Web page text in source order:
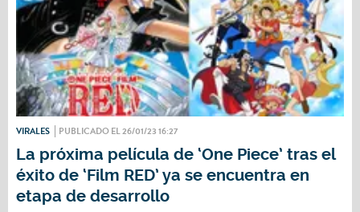
VIRALES PUBLICADO EL 26/01/23 16:27
La próxima película de ‘One Piece’ tras el
éxito de ‘Film RED’ ya se encuentra en
etapa de desarrollo